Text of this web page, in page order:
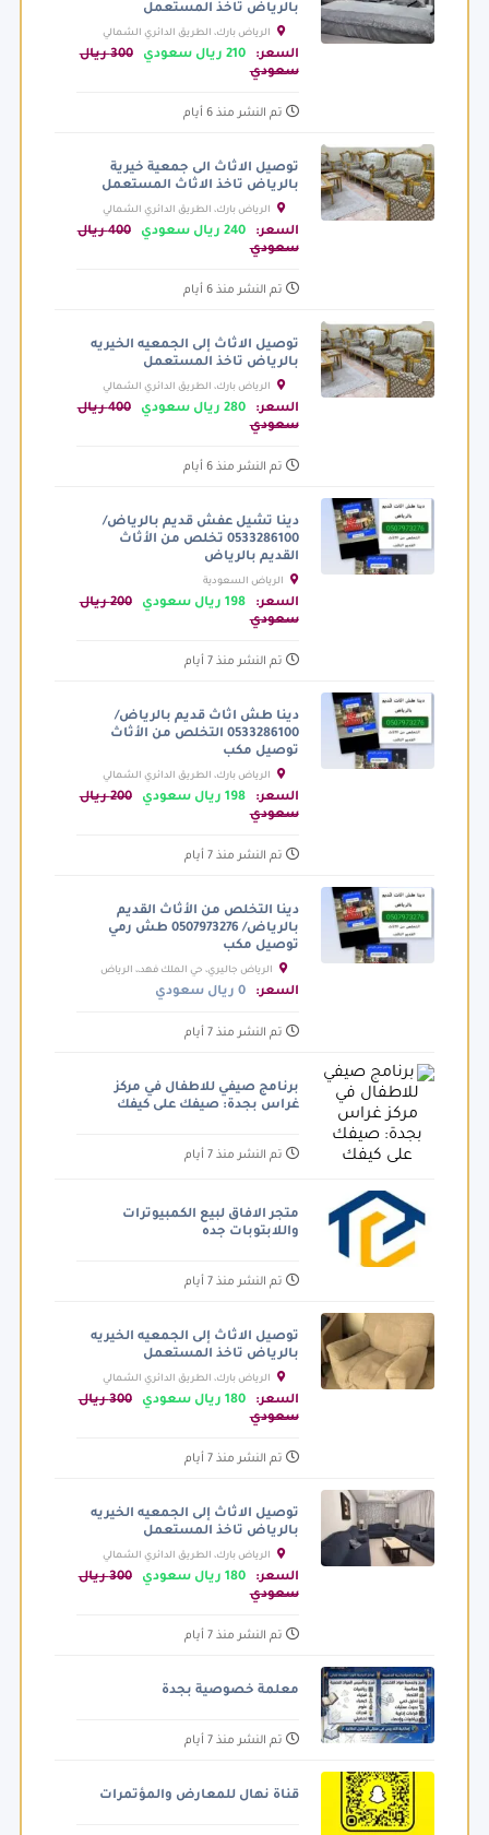
بالرياض تاخذ المستعمل
الرياض بارك، الطريق الدائري الشمالي
الفرعي، الرياض السعودية
السعر: 210 ريال سعودي
300 ريال
سعودي
تم النشر منذ 6 أيام
توصيل الاثاث الى جمعية خيرية
بالرياض تاخذ الاثاث المستعمل
الرياض بارك، الطريق الدائري الشمالي
الفرعي، الرياض السعودية
السعر: 240 ريال سعودي
400 ريال
سعودي
تم النشر منذ 6 أيام
توصيل الاثاث إلى الجمعيه الخيريه
بالرياض تاخذ المستعمل
الرياض بارك، الطريق الدائري الشمالي
الفرعي، الرياض السعودية
السعر: 280 ريال سعودي
400 ريال
سعودي
تم النشر منذ 6 أيام
دينا تشيل عفش قديم بالرياض/
0533286100 تخلص من الأثاث
القديم بالرياض
السعر: 198 ريال سعودي
200 ريال
سعودي
تم النشر منذ 7 أيام
دينا طش اثاث قديم بالرياض/
0533286100 التخلص من الأثاث
توصيل مكب
الرياض بارك، الطريق الدائري الشمالي
الفرعي، الرياض السعودية
السعر: 198 ريال سعودي
200 ريال
سعودي
تم النشر منذ 7 أيام
دينا التخلص من الأثاث القديم
بالرياض/ 0507973276 طش رمي
توصيل مكب
الرياض جاليري، حي الملك فهد،، الرياض
السعودية
السعر: 0 ريال سعودي
تم النشر منذ 7 أيام
برنامج صيفي للاطفال في مركز
غراس بجدة: صيفك على كيفك
تم النشر منذ 7 أيام
متجر الافاق لبيع الكمبيوترات
واللابتوبات جده
تم النشر منذ 7 أيام
توصيل الاثاث إلى الجمعيه الخيريه
بالرياض تاخذ المستعمل
الرياض بارك، الطريق الدائري الشمالي
الفرعي، الرياض السعودية
السعر: 180 ريال سعودي
300 ريال
سعودي
تم النشر منذ 7 أيام
توصيل الاثاث إلى الجمعيه الخيريه
بالرياض تاخذ المستعمل
الرياض بارك، الطريق الدائري الشمالي
الفرعي، الرياض السعودية
السعر: 180 ريال سعودي
300 ريال
سعودي
تم النشر منذ 7 أيام
معلمة خصوصية بجدة
تم النشر منذ 7 أيام
قناة نهال للمعارض والمؤتمرات